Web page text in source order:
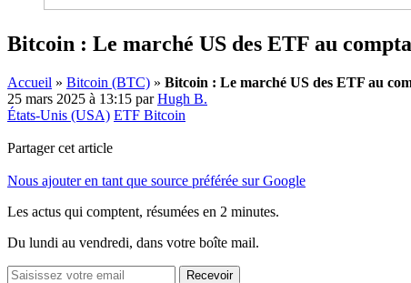
Bitcoin : Le marché US des ETF au
Accueil » Bitcoin (BTC) » Bitcoin : Le marché US des ETF au
25 mars 2025 à 13:15 parHugh B.
États-Unis (USA) ETF Bitcoin
Partager cet article
Nous ajouter en tant que source préférée sur Google
Les actus qui comptent, résumées en 2 minutes.
Du lundi au vendredi, dans votre boîte mail.
Recevoir